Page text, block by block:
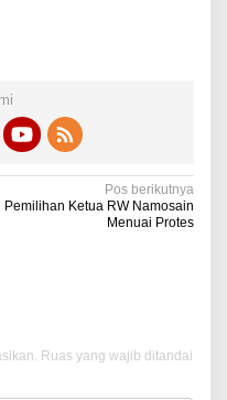
Pos berikutnya
Pemilihan Ketua RW Namosain
Menuai Protes
Ruas yang wajib ditandai